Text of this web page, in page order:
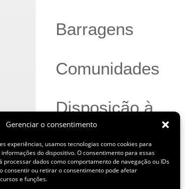
Gerenciar o consentimento
experiências, usamos tecnologias como cookies para
do dispositivo. O consentimento para essas
processar dados como comportamento de navegação ou IDs
consentir ou retirar o consentimento pode afetar
e funções.
Barragens
Comunidades
Disposição à
Seco
Negócios